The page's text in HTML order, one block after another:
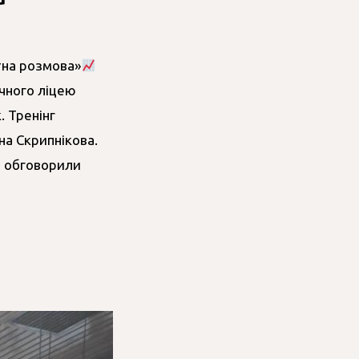
розмова»
ліцею
Тренінг
Скрипнікова.
обговорили